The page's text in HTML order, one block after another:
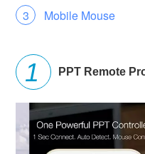
Mobile Mouse
PPT Remote